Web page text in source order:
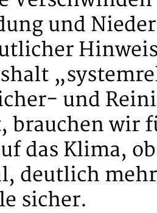
und
und
brauchen wir
das Klima,
deutlich
sicher.